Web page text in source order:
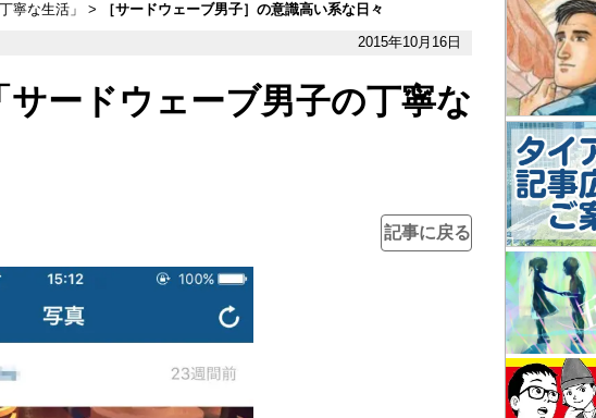
寧な生活」
［サードウェーブ男子］の意識高い系な日々
2015年10月16日
ードウェーブ男子の丁寧な
記事に戻る